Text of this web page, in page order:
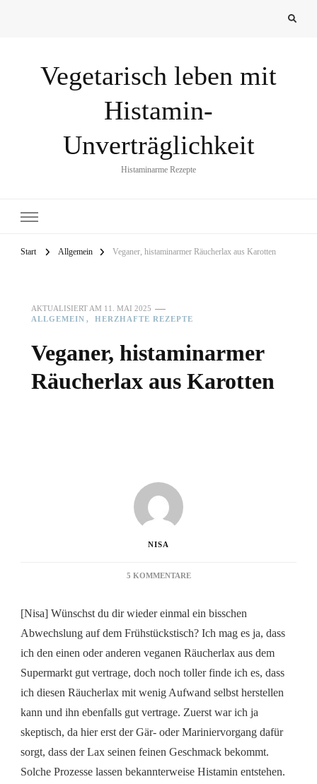
Vegetarisch leben mit
Histamin-
Unverträglichkeit
Histaminarme Rezepte
Start Allgemein Veganer, histaminarmer Räucherlax aus Karotten
AKTUALISIERT AM 11. MAI 2025
ALLGEMEIN
HERZHAFTE REZEPTE
Veganer, histaminarmer
Räucherlax aus Karotten
NISA
5 KOMMENTAREZU
RÄUCHERLAX
KAROTTEN
[Nisa] Wünschst du dir wieder einmal ein bisschen
Abwechslung auf dem Frühstückstisch? Ich mag es ja, dass
ich den einen oder anderen veganen Räucherlax aus dem
Supermarkt gut vertrage, doch noch toller finde ich es, dass
ich diesen Räucherlax mit wenig Aufwand selbst herstellen
kann und ihn ebenfalls gut vertrage. Zuerst war ich ja
skeptisch, da hier erst der Gär- oder Mariniervorgang dafür
sorgt, dass der Lax seinen feinen Geschmack bekommt.
Solche Prozesse lassen bekannterweise Histamin entstehen.